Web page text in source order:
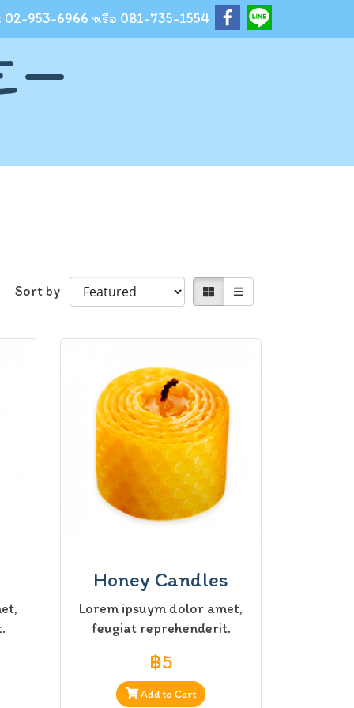
02-953-6966 หรือ 081-735-1554
Sort by
Honey Candles
Lorem ipsuym dolor amet,
feugiat reprehenderit.
฿5
Add to Cart